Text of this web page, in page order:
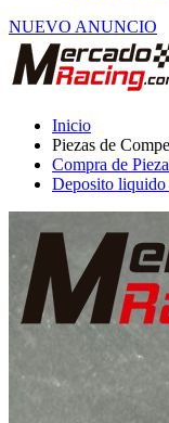
NUEVO ANUNCIO
Inicio
Piezas de
Compra de
Deposito liquido